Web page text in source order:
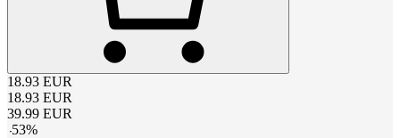
18.93 EUR
18.93 EUR
39.99 EUR
-53%